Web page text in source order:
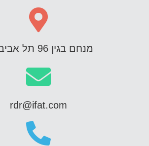
מנחם בגין 96 תל אביב-יפו
rdr@ifat.com